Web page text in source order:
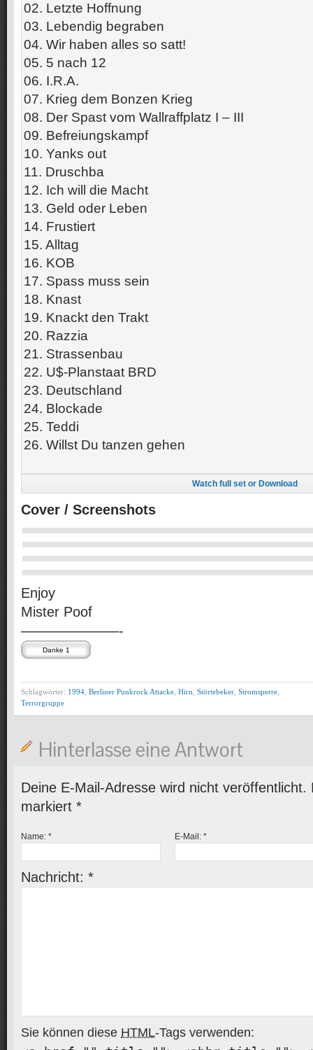
02. Letzte Hoffnung
03. Lebendig begraben
04. Wir haben alles so satt!
05. 5 nach 12
06. I.R.A.
07. Krieg dem Bonzen Krieg
08. Der Spast vom Wallraffplatz I – III
09. Befreiungskampf
10. Yanks out
11. Druschba
12. Ich will die Macht
13. Geld oder Leben
14. Frustiert
15. Alltag
16. KOB
17. Spass muss sein
18. Knast
19. Knackt den Trakt
20. Razzia
21. Strassenbau
22. U$-Planstaat BRD
23. Deutschland
24. Blockade
25. Teddi
26. Willst Du tanzen gehen
Watch full set or Download
Cover / Screenshots
Enjoy
Mister Poof
———————-
Schlagwörter: 1994 Berliner Punkrock Attacke Hirn Störtebeker Stromsperre
Terrorgruppe
Hinterlasse eine Antwort
Deine E-Mail-Adresse wird nicht
markiert *
Name: * E-Mail: *
Nachricht: *
Sie können diese HTML-Tags verwenden: